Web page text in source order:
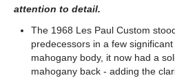
attention to detail.
The 1968 Les Paul Custom
predecessors in a few
mahogany body, it now had a
mahogany back - adding the